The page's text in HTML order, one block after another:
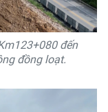
đến
đồng loạt.